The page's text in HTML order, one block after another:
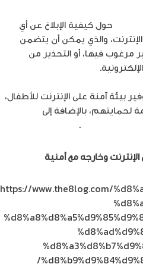
حول كيفية الإبلاغ عن أي
والذي يمكن أن يتضمن
مرغوب فيها، أو التحذير من
بيئة آمنة على الإنترنت للأطفال،
لحمايتهم، بالإضافة إلى
.
وخارجه مع أمنية
https://www.the8log.com/